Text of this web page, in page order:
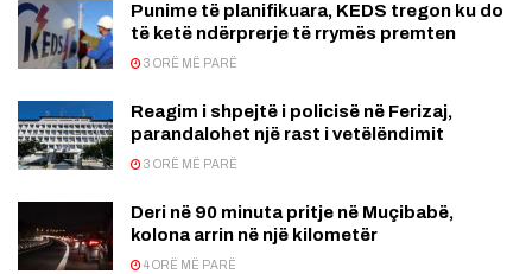
Punime të planifikuara, KEDS tregon ku do
të ketë ndërprerje të rrymës premten
3 ORË MË PARË
Reagim i shpejtë i policisë në Ferizaj,
parandalohet një rast i vetëlëndimit
3 ORË MË PARË
Deri në 90 minuta pritje në Muçibabë,
kolona arrin në një kilometër
4 ORË MË PARË